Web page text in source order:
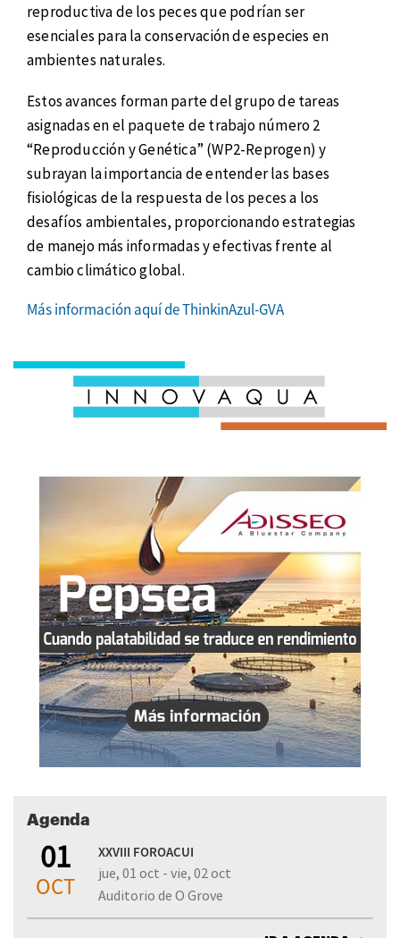
reproductiva de los peces que podrían ser
esenciales para la conservación de especies en
ambientes naturales.
Estos avances forman parte del grupo de tareas
asignadas en el paquete de trabajo número 2
“Reproducción y Genética” (WP2-Reprogen) y
subrayan la importancia de entender las bases
fisiológicas de la respuesta de los peces a los
desafíos ambientales, proporcionando estrategias
de manejo más informadas y efectivas frente al
cambio climático global.
Más información aquí de ThinkinAzul-GVA
Agenda
01
OCT
XXVIII FOROACUI
jue, 01 oct - vie, 02 oct
Auditorio de O Grove